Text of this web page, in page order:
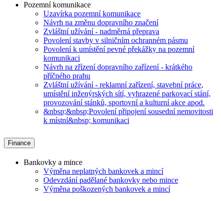
Pozemní komunikace
Uzavírka pozemní komunikace
Návrh na změnu dopravního značení
Zvláštní užívání - nadměrná přeprava
Povolení stavby v silničním ochranném pásmu
Povolení k umístění pevné překážky na pozemní
komunikaci
Návrh na zřízení dopravního zařízení - krátkého
příčného prahu
Zvláštní užívání - reklamní zařízení, stavební práce,
umístění inženýrských sítí, vyhrazené parkovací stání,
provozování stánků, sportovní a kulturní akce apod.
&nbsp;&nbsp;Povolení připojení sousední nemovitosti
k místní&nbsp; komunikaci
Finance
Bankovky a mince
Výměna neplatných bankovek a mincí
Odevzdání padělané bankovky nebo mince
Výměna poškozených bankovek a mincí